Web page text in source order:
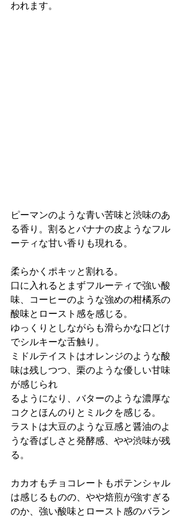
われます。
ピーマンのような青い苦味と渋味のあ
る香り。割るとバナナの皮ようなフル
ーティな甘い香りも現れる。
柔らかくポキッと割れる。
口に入れるとまずフルーティで強い酸
味、コーヒーのような強めの柑橘系の
酸味とロースト感を感じる。
ゆっくりとしながらも滑らかな口どけ
でシルキーな舌触り。
ミドルテイストはオレンジのような酸
味は残しつつ、栗のような優しい甘味
が感じられ
るようになり、バターのような濃厚な
コクとほんのりとミルクを感じる。
ラストは大豆のような豆感と醤油のよ
うな香ばしさと発酵感、やや渋味が残
る。
カカオもチョコレートもポテンシャル
は感じるものの、やや焙煎が強すぎる
のか、強い酸味とロースト感のバラン